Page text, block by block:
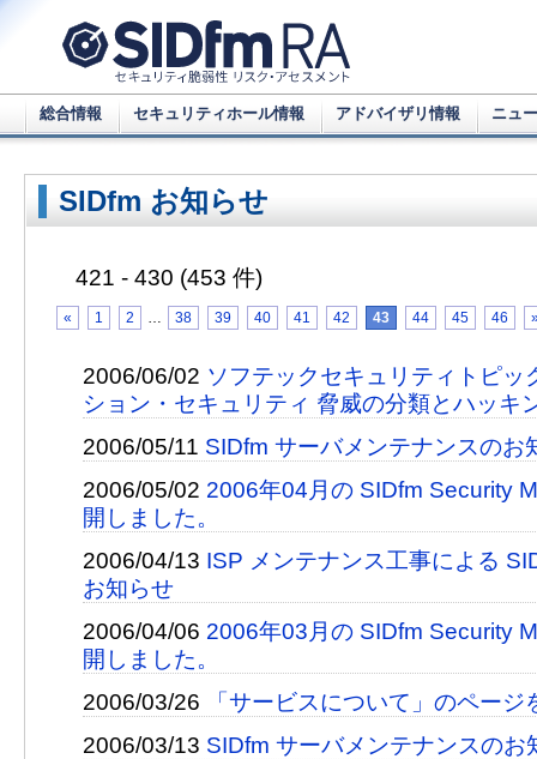
総合情報 セキュリティホール情報 アドバイザリ情報 ニュ
SIDfm お知らせ
421 - 430 (453 件)
« 1 2 … 38 39 40 41 42 43 44 45 46
2006/06/02 ソフテックセキュリティトピッ
ション・セキュリティ 脅威の分類とハッキ
2006/05/11 SIDfm サーバメンテナンスのお
2006/05/02 2006年04月の SIDfm Security
開しました。
2006/04/13 ISP メンテナンス工事による
お知らせ
2006/04/06 2006年03月の SIDfm Security
開しました。
2006/03/26
「サービスについて」のペー
2006/03/13 SIDfm サーバメンテナンスのお